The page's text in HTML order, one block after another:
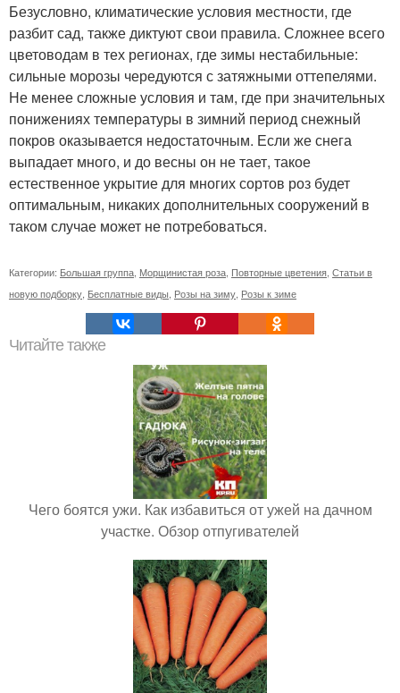
Безусловно, климатические условия местности, где
разбит сад, также диктуют свои правила. Сложнее всего
цветоводам в тех регионах, где зимы нестабильные:
сильные морозы чередуются с затяжными оттепелями.
Не менее сложные условия и там, где при значительных
понижениях температуры в зимний период снежный
покров оказывается недостаточным. Если же снега
выпадает много, и до весны он не тает, такое
естественное укрытие для многих сортов роз будет
оптимальным, никаких дополнительных сооружений в
таком случае может не потребоваться.
Категории: Большая группа Морщинистая роза Повторные цветения Статьи в
новую подборку Бесплатные виды Розы на зиму Розы к зиме
Читайте также
Чего боятся ужи. Как избавиться от ужей на дачном
участке. Обзор отпугивателей